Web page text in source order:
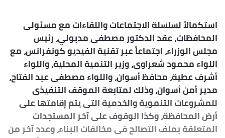
استكمالاً لسلسلة الاجتماعات واللقاءات مع مسئولى
المحافظات، عقد الدكتور مصطفى مدبولي، رئيس
مجلس الوزراء، اجتماعاً عبر تقنية الفيديو كونفرانس، مع
اللواء محمود شعراوى، وزير التنمية المحلية، واللواء
أشرف عطية، محافظ أسوان، واللواء مصطفى عبد الفتاح،
مدير أمن أسوان، وذلك لمتابعة الموقف التنفيذى
للمشروعات التنموية والخدمية التى يتم إقامتها على
أرض المحافظة، وكذا الوقوف على آخر المستجدات
المتعلقة بملف التصالح فى مخالفات البناء، وعدد آخر من